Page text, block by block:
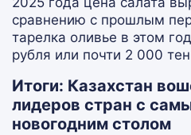
сравнению с прошлым
тарелка оливье в этом
рубля или почти 2 000
Итоги: Казахстан
лидеров стран с
новогодним столом